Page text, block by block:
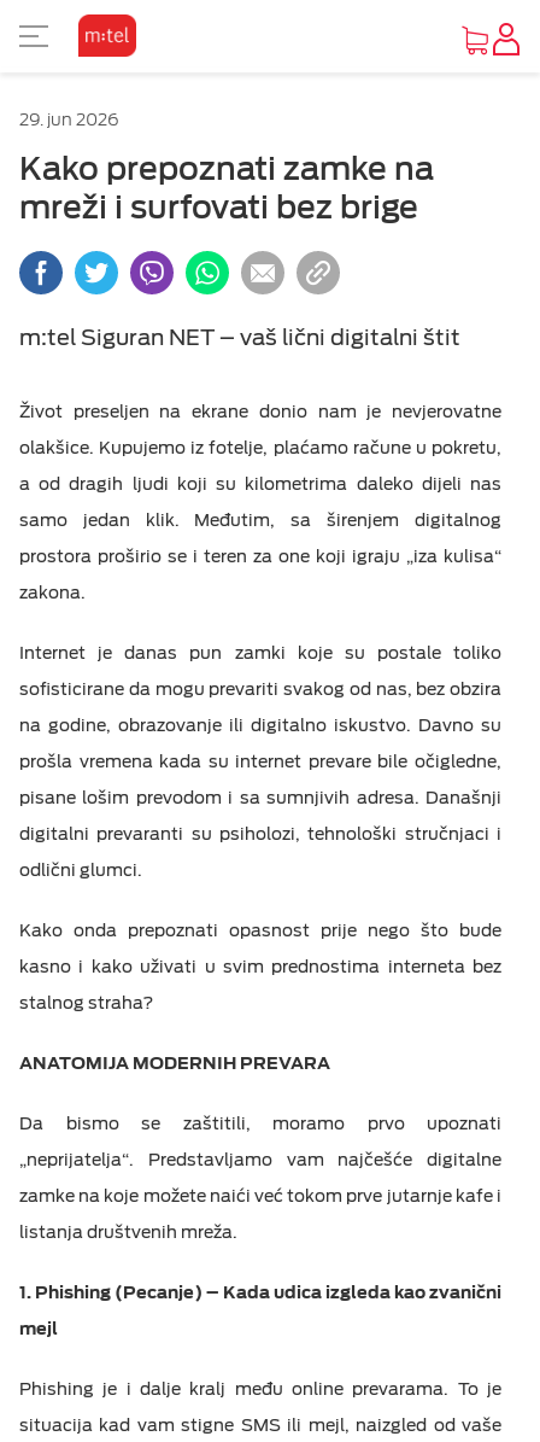
KAKO DO UREĐAJA
O MTEL PAKETIMA
O MTEL MOBILNOJ
MOBILNI INTERNET
OSTALE USLUGE
ESIM TRAVEL & TURIST
O M:SAT TV USLUZI I PAKETIMA
GLEDAJ I ZABAVI SE
O MTEL INTERNETU
O MTEL TELEFONIJI
POČETNA STRANA
Vijesti
Servisne informacije
POMOĆ
DOKUMENTA
M:TEL APLIKACIJE
Osnovni prikaz
29. jun 2026
Kako prepoznati zamke na
mreži i surfovati bez brige
m:tel Siguran NET – vaš lični digitalni štit
Život preseljen na ekrane donio nam je nevjerovatne
olakšice. Kupujemo iz fotelje, plaćamo račune u pokretu,
a od dragih ljudi koji su kilometrima daleko dijeli nas
samo jedan klik. Međutim, sa širenjem digitalnog
prostora proširio se i teren za one koji igraju „iza kulisa“
zakona.
Internet je danas pun zamki koje su postale toliko
sofisticirane da mogu prevariti svakog od nas, bez obzira
na godine, obrazovanje ili digitalno iskustvo. Davno su
prošla vremena kada su internet prevare bile očigledne,
pisane lošim prevodom i sa sumnjivih adresa. Današnji
digitalni prevaranti su psiholozi, tehnološki stručnjaci i
odlični glumci.
Kako onda prepoznati opasnost prije nego što bude
kasno i kako uživati u svim prednostima interneta bez
stalnog straha?
ANATOMIJA MODERNIH PREVARA
Da bismo se zaštitili, moramo prvo upoznati
„neprijatelja“. Predstavljamo vam najčešće digitalne
zamke na koje možete naići već tokom prve jutarnje kafe i
listanja društvenih mreža.
1. Phishing (Pecanje) – Kada udica izgleda kao zvanični
mejl
Phishing je i dalje kralj među online prevarama. To je
situacija kad vam stigne SMS ili mejl, naizgled od vaše